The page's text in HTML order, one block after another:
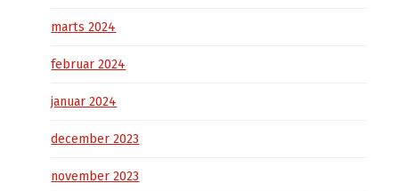
marts 2024
februar 2024
januar 2024
december 2023
november 2023